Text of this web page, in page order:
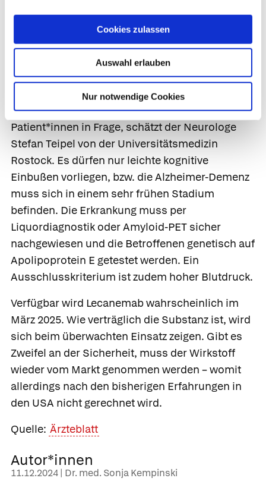
Cookies zulassen
Auswahl erlauben
Nur notwendige Cookies
Kopfschmerzen, Verwirrung, Sehstörungen und
Gehbehinderung führen.
Nur wenige Betroffene geeignet
Insgesamt gesehen kommen für eine
Behandlung mit Lecanemab nur wenige
Patient*innen in Frage, schätzt der Neurologe
Stefan Teipel von der Universitätsmedizin
Rostock. Es dürfen nur leichte kognitive
Einbußen vorliegen, bzw. die Alzheimer-Demenz
muss sich in einem sehr frühen Stadium
befinden. Die Erkrankung muss per
Liquordiagnostik oder Amyloid-PET sicher
nachgewiesen und die Betroffenen genetisch auf
Apolipoprotein E getestet werden. Ein
Ausschlusskriterium ist zudem hoher Blutdruck.
Verfügbar wird Lecanemab wahrscheinlich im
März 2025. Wie verträglich die Substanz ist, wird
sich beim überwachten Einsatz zeigen. Gibt es
Zweifel an der Sicherheit, muss der Wirkstoff
wieder vom Markt genommen werden – womit
allerdings nach den bisherigen Erfahrungen in
den USA nicht gerechnet wird.
Quelle: Ärzteblatt
Autor*innen
11.12.2024 | Dr. med. Sonja Kempinski